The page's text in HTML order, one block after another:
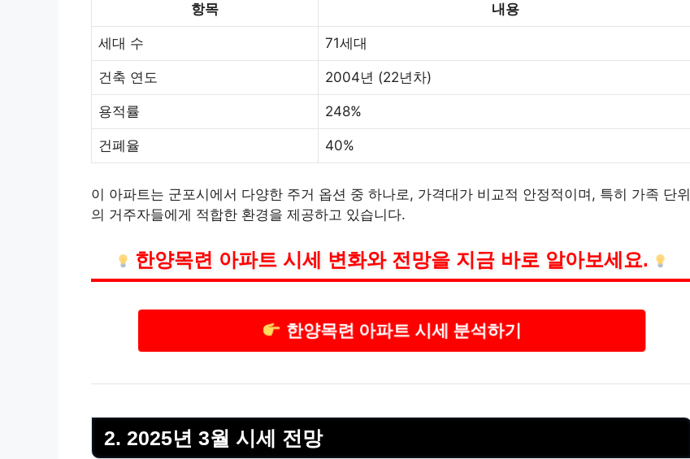
항목 내용
세대 수 71세대
건축 연도 2004년 (22년차)
용적률 248%
건폐율 40%
이 아파트는 군포시에서 다양한 주거 옵션 중 하나로, 가격대가 비교적 안정적이며, 특히 가족 단위
의 거주자들에게 적합한 환경을 제공하고 있습니다.
한양목련 아파트 시세 변화와 전망을 지금 바로 알아보세요.
한양목련 아파트 시세 분석하기
2. 2025년 3월 시세 전망